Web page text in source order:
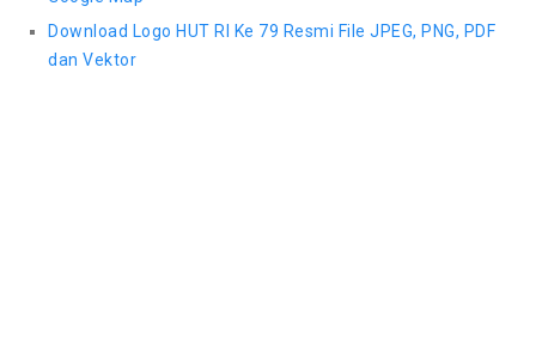
Download Logo HUT RI Ke 79 Resmi File JPEG, PNG, PDF
dan Vektor